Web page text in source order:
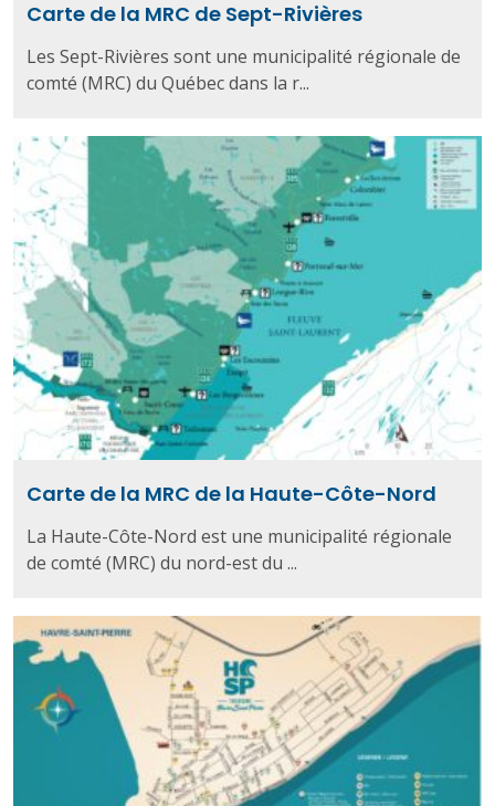
Carte de la MRC de Sept-Rivières
Les Sept-Rivières sont une municipalité régionale de
comté (MRC) du Québec dans la r...
Carte de la MRC de la Haute-Côte-Nord
La Haute-Côte-Nord est une municipalité régionale
de comté (MRC) du nord-est du ...